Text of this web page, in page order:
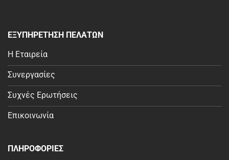
ΕΞΥΠΗΡΕΤΗΣΗ ΠΕΛΑΤΩΝ
Η Εταιρεία
Συνεργασίες
Συχνές Ερωτήσεις
Επικοινωνία
ΠΛΗΡΟΦΟΡΙΕΣ